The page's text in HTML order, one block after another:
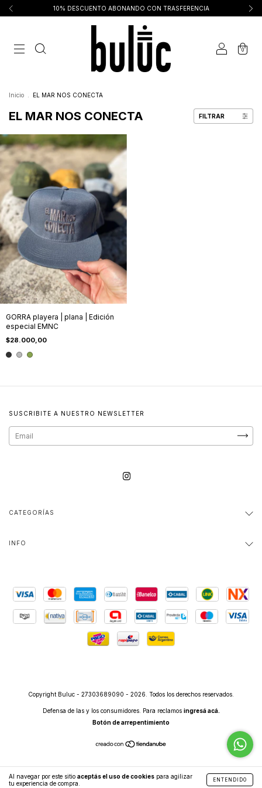
10% DESCUENTO ABONANDO CON TRASFERENCIA
0
Al navegar por este sitio aceptás el uso de cookies para agilizar
tu experiencia de compra.
ENTENDIDO
Inicio EL MAR NOS CONECTA
EL MAR NOS CONECTA FILTRAR
GORRA playera | plana | Edición
especial EMNC
$28.000,00
SUSCRIBITE A NUESTRO NEWSLETTER
CATEGORÍAS
INFO
Copyright Buluc - 27303689090 - 2026. Todos los derechos reservados.
Defensa de las y los consumidores. Para reclamos ingresá acá.
Botón de arrepentimiento